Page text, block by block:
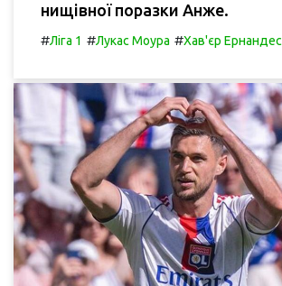
нищівної поразки Анже.
#Ліга 1 #Лукас Моура #Хав'єр Ернандес